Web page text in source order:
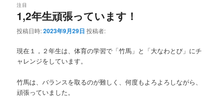
1,2年生頑張っています！
注目
投稿日時:2023年9月29日 投稿者:
現在１，２年生は、体育の学習で「竹馬」と「大なわとび」にチ
ャレンジをしています。
竹馬は、バランスを取るのが難しく、何度もよろよろしながら、
頑張っていました。